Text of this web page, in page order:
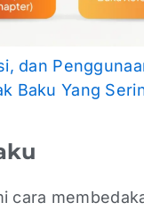
dan
Baku Yang
cara